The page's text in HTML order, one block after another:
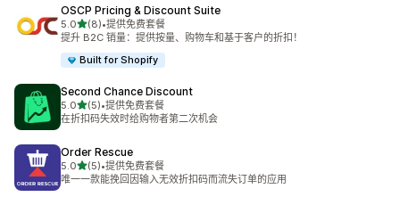
OSCP Pricing & Discount Suite
5.0星（满分 5 星）
(8)
总共 8 条评论
•提供免费套餐
提升 B2C 销量：提供按量、购物车和基于客户的折扣！
Built for Shopify
Second Chance Discount
5.0星（满分 5 星）
(5)
总共 5 条评论
•提供免费套餐
在折扣码失效时给购物者第二次机会
Order Rescue
5.0星（满分 5 星）
(5)
总共 5 条评论
•提供免费套餐
唯一一款能挽回因输入无效折扣码而流失订单的应用